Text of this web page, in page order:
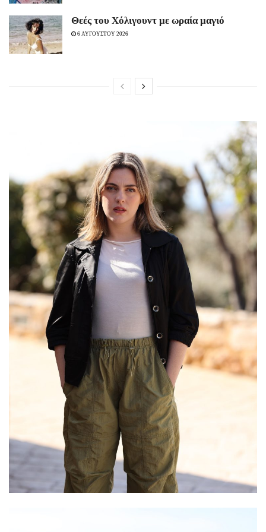
Θεές του Χόλιγουντ με ωραία μαγιό
6 ΑΥΓΟΥΣΤΟΥ 2026